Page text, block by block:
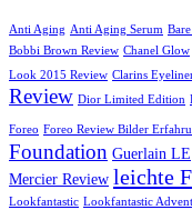
Anti Aging Anti Aging Serum
Bobbi Brown Review Chanel Glow
Look 2015 Review Clarins
Review Dior Limited Edition
Foreo Foreo Review Bilder
Foundation Guerlain LE
Mercier Review leichte
Lookfantastic Lookfantastic